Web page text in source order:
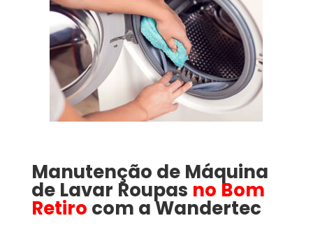
Manutenção de Máquina
de Lavar Roupas no Bom
Retiro com aWandertec